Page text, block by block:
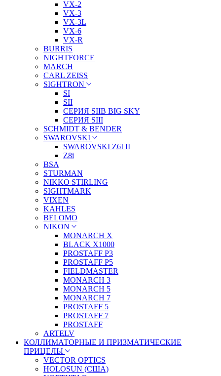
VX-2
VX-3
VX-3L
VX-6
VX-R
BURRIS
NIGHTFORCE
MARCH
CARL ZEISS
SIGHTRON
SI
SII
СЕРИЯ SIIB BIG SKY
СЕРИЯ SIII
SCHMIDT & BENDER
SWAROVSKI
SWAROVSKI Z6I II
Z8i
BSA
STURMAN
NIKKO STIRLING
SIGHTMARK
VIXEN
KAHLES
BELOMO
NIKON
MONARCH X
BLACK X1000
PROSTAFF P3
PROSTAFF P5
FIELDMASTER
MONARCH 3
MONARCH 5
MONARCH 7
PROSTAFF 5
PROSTAFF 7
PROSTAFF
ARTELV
КОЛЛИМАТОРНЫЕ И ПРИЗМАТИЧЕСКИЕ
ПРИЦЕЛЫ
VECTOR OPTICS
HOLOSUN (США)